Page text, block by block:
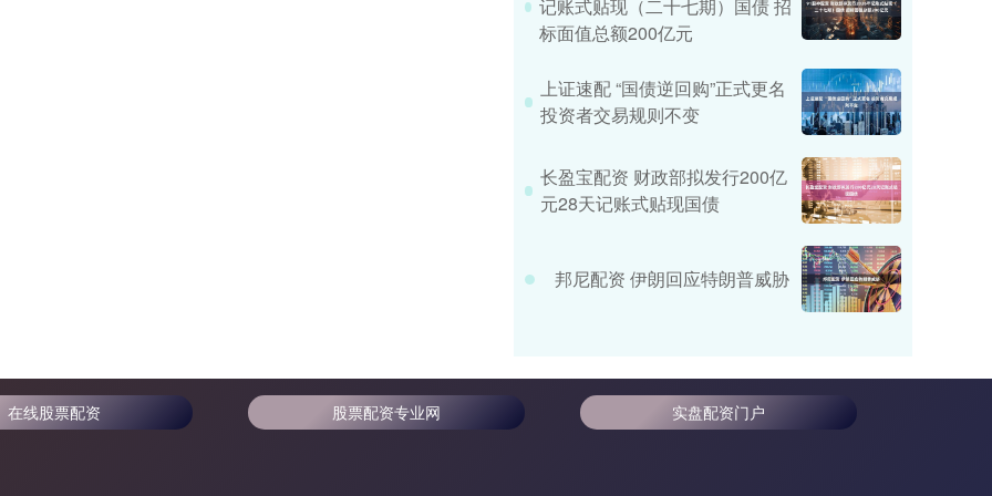
记账式贴现（二十七期）国债 招
标面值总额200亿元
上证速配 “国债逆回购”正式更名
投资者交易规则不变
长盈宝配资 财政部拟发行200亿
元28天记账式贴现国债
邦尼配资 伊朗回应特朗普威胁
在线股票配资 股票配资专业网 实盘配资门户